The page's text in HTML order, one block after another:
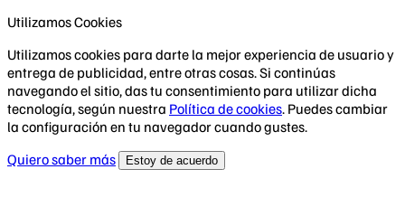
Utilizamos Cookies
Utilizamos cookies para darte la mejor experiencia de usuario y
entrega de publicidad, entre otras cosas. Si continúas
navegando el sitio, das tu consentimiento para utilizar dicha
tecnología, según nuestra Política de cookies. Puedes cambiar
la configuración en tu navegador cuando gustes.
Quiero saber más
Estoy de acuerdo